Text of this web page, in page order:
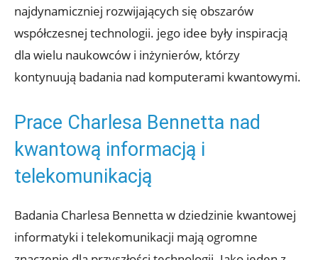
najdynamiczniej rozwijających się obszarów
współczesnej technologii. jego idee były inspiracją
dla wielu naukowców i inżynierów, którzy
kontynuują badania nad komputerami kwantowymi.
Prace Charlesa Bennetta nad
kwantową informacją i
telekomunikacją
Badania Charlesa Bennetta w dziedzinie kwantowej
informatyki i telekomunikacji mają ogromne